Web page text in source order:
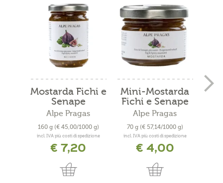
Mostarda Fichi e
Senape
piccante
Alpe Pragas
160 g (€ 45,00/1000 g)
incl. IVA più costi di spedizione
€ 7,20
Mini-Mostarda
Fichi e Senape
Alpe Pragas
70 g (€ 57,14/1000 g)
incl. IVA più costi di spedizione
€ 4,00